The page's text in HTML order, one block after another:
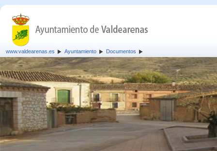
www.valdearenas.es Ayuntamiento Documentos